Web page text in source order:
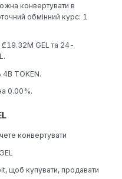
конвертувати в
обмінний курс: 1
₾19.32M GEL та 24-
TOKEN.
0.00%.
конвертувати
щоб купувати, продавати